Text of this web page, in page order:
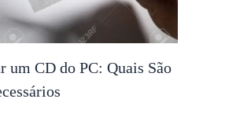
um CD do PC: Quais São